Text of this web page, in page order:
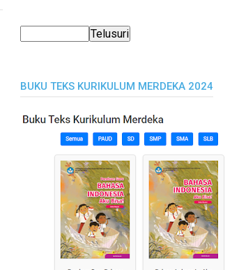
BUKU TEKS KURIKULUM MERDEKA 2024